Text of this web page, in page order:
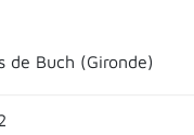
de Buch (Gironde)